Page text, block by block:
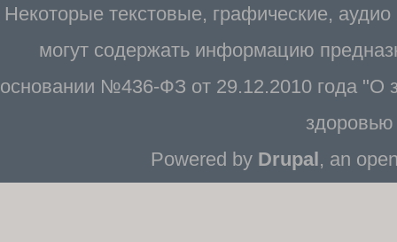
Некоторые текстовые, графические,
могут содержать информацию
основании №436-ФЗ от 29.12.2010 года "О
Powered by Drupal, an